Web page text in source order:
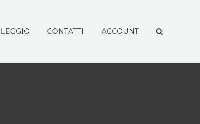
CONTATTI ACCOUNT